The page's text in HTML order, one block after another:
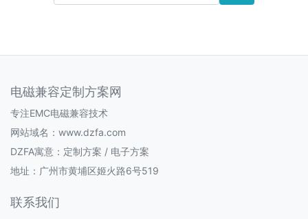
电磁兼容定制方案网
专注EMC电磁兼容技术
网站域名：www.dzfa.com
DZFA寓意：定制方案 / 电子方案
地址：广州市黄埔区姬火路6号519
联系我们